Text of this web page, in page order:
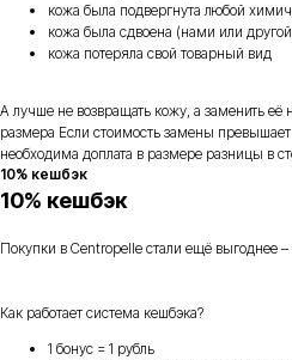
кожа была подвергнута любой
кожа была сдвоена (нами или
кожа потеряла свой товарный вид
А лучше не возвращать кожу, а заменить её
размера Если стоимость замены
необходима доплата в размере разницы в
10% кешбэк
10% кешбэк
Покупки в Centropelle стали ещё выгоднее
Как работает система кешбэка?
1 бонус = 1 рубль